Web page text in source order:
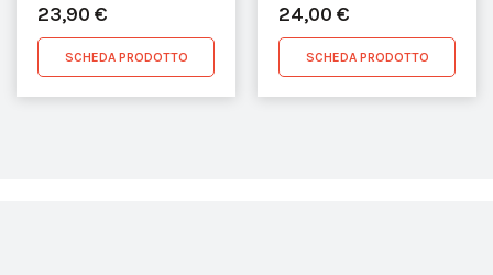
23,90 €
SCHEDA PRODOTTO
24,00 €
SCHEDA PRODOTTO